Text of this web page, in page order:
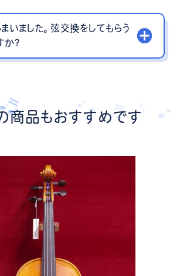
いました。弦交換をしてもらう
か？
商品もおすすめです